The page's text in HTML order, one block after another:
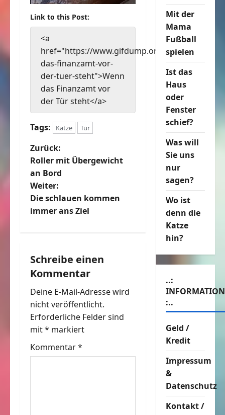
Link to this Post:
<a
href="https://www.gifdump.org/wenn-
das-finanzamt-vor-
der-tuer-steht">Wenn
das Finanzamt vor
der Tür steht</a>
Tags: Katze Tür
B
e
i
t
a
g
s
n
a
v
Zurück:
Roller mit Übergewicht
an Bord
Weiter:
Die schlauen kommen
immer ans Ziel
Schreibe einen
Kommentar
Deine E-Mail-Adresse wird
nicht veröffentlicht.
Erforderliche Felder sind
mit* markiert
Kommentar*
Mit der
Mama
Fußball
spielen
Ist das
Haus
oder
Fenster
schief?
Was will
Sie uns
nur
sagen?
Wo ist
denn die
Katze
hin?
..:
:..
Geld /
Kredit
Impressum
&
Datenschutz
Kontakt /